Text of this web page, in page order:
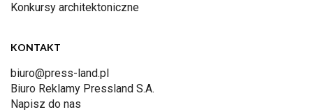
Konkursy architektoniczne
KONTAKT
biuro@press-land.pl
Biuro Reklamy Pressland S.A.
Napisz do nas